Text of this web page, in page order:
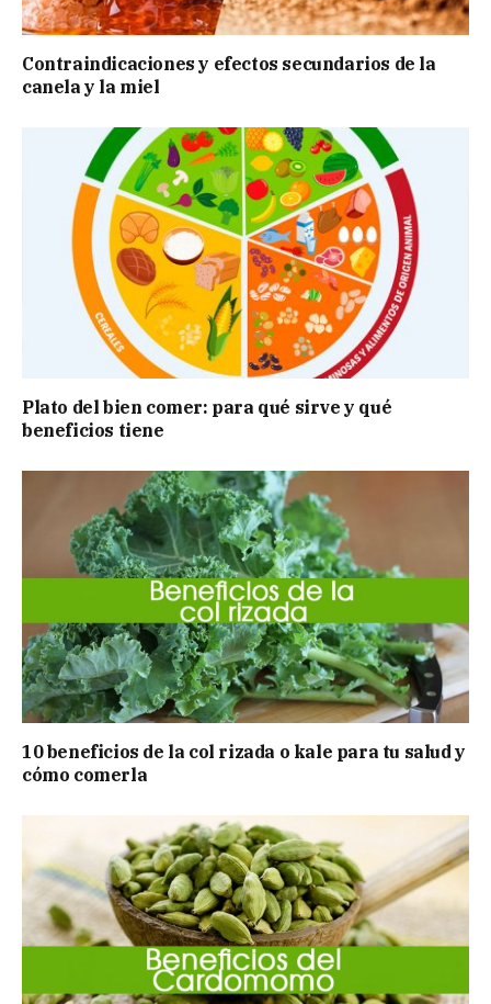
Contraindicaciones y efectos secundarios de la
canela y la miel
Plato del bien comer: para qué sirve y qué
beneficios tiene
10 beneficios de la col rizada o kale para tu salud y
cómo comerla